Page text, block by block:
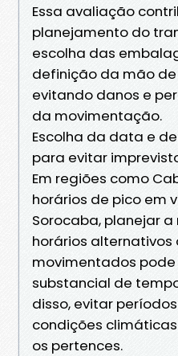
Essa avaliação
planejamento do
escolha das
definição da mão
evitando danos e
da movimentação.
Escolha da data e
para evitar
Em regiões como
horários de pico em
Sorocaba, planejar
horários alternativos
movimentados
substancial de
disso, evitar
condições
os pertences.